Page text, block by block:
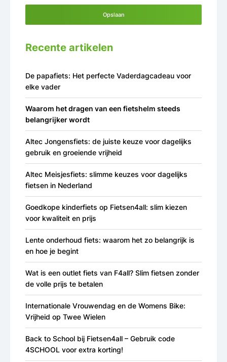
Opslaan
Recente artikelen
De papafiets: Het perfecte Vaderdagcadeau voor
elke vader
Waarom het dragen van een fietshelm steeds
belangrijker wordt
Altec Jongensfiets: de juiste keuze voor dagelijks
gebruik en groeiende vrijheid
Altec Meisjesfiets: slimme keuzes voor dagelijks
fietsen in Nederland
Goedkope kinderfiets op Fietsen4all: slim kiezen
voor kwaliteit en prijs
Lente onderhoud fiets: waarom het zo belangrijk is
en hoe je begint
Wat is een outlet fiets van F4all? Slim fietsen zonder
de volle prijs te betalen
Internationale Vrouwendag en de Womens Bike:
Vrijheid op Twee Wielen
Back to School bij Fietsen4all – Gebruik code
4SCHOOL voor extra korting!